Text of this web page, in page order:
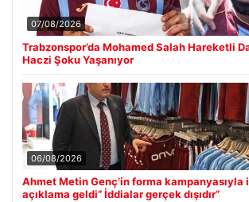
07/08/2026
Trabzonspor’da Mohamed Salah Hareketli
Haczi Şoku Yaşanıyor
06/08/2026
Ahmet Metin Genç’in forma
açıklama geldi” İddialar gerçek dışıdır”